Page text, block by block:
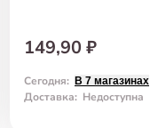
149,90 ₽
Сегодня: В 7 магазинах
Доставка: Недоступна